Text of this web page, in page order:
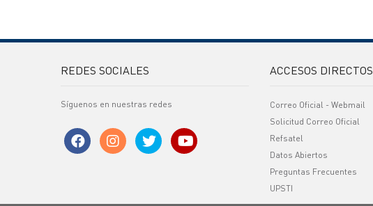
REDES SOCIALES
Síguenos en nuestras redes
ACCESOS DIRECTOS
Correo Oficial - Webmail
Solicitud Correo Oficial
Refsatel
Datos Abiertos
Preguntas Frecuentes
UPSTI